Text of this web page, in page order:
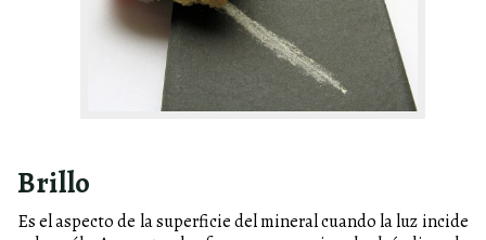
Brillo
Es el aspecto de la superficie del mineral cuando la luz incide